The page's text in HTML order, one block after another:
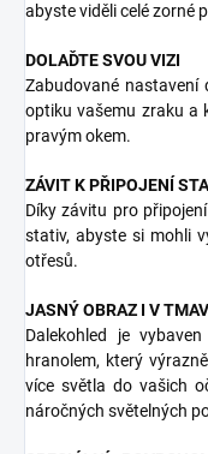
abyste viděli celé zorné
DOLAĎTE SVOU VIZI
Zabudované nastavení
optiku vašemu zraku a
pravým okem.
ZÁVIT K PŘIPOJENÍ
Díky závitu pro
stativ, abyste si mohli
otřesů.
JASNÝ OBRAZ I V
Dalekohled je
hranolem, který
více světla do vašich
náročných světelných